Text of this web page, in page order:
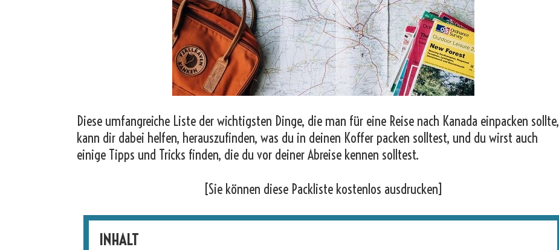
Diese umfangreiche Liste der wichtigsten Dinge, die man für eine Reise nach Kanada einpacken sollte,
kann dir dabei helfen, herauszufinden, was du in deinen Koffer packen solltest, und du wirst auch
einige Tipps und Tricks finden, die du vor deiner Abreise kennen solltest.
[Sie können diese Packliste kostenlos ausdrucken]
INHALT